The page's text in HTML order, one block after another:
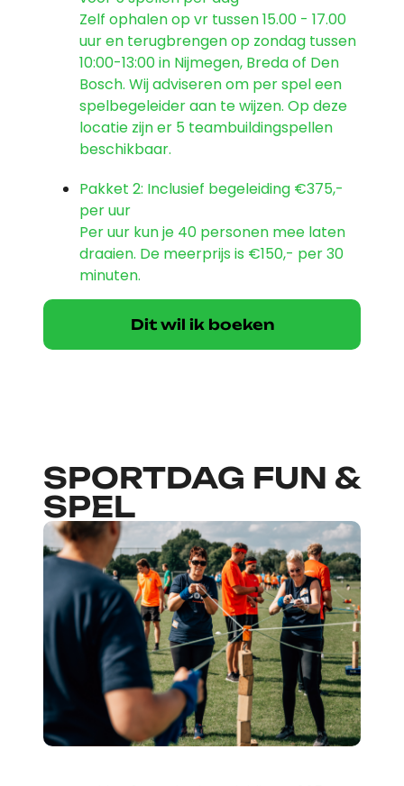
Zelf ophalen op vr tussen 15.00 - 17.00
uur en terugbrengen op zondag tussen
10:00-13:00 in Nijmegen, Breda of Den
Bosch. Wij adviseren om per spel een
spelbegeleider aan te wijzen. Op deze
locatie zijn er 5 teambuildingspellen
beschikbaar.
Pakket 2: Inclusief begeleiding €375,-
per uur
Per uur kun je 40 personen mee laten
draaien. De meerprijs is €150,- per 30
minuten.
Dit wil ik boeken
SPORTDAG FUN &
SPEL